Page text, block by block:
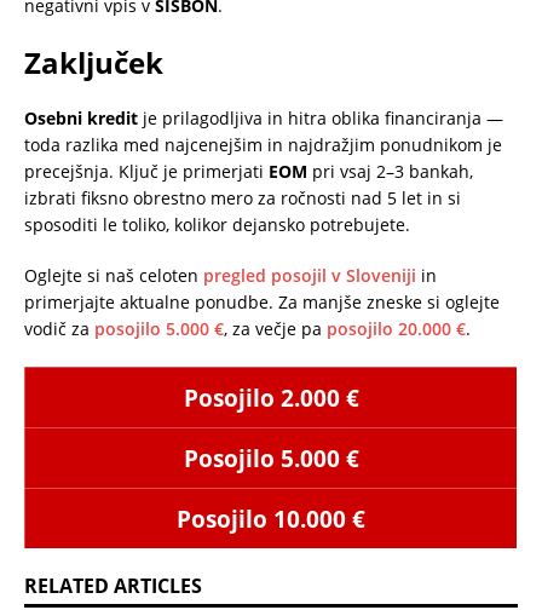
negativni vpis v SISBON.
Zaključek
Osebni kredit je prilagodljiva in hitra oblika financiranja —
toda razlika med najcenejšim in najdražjim ponudnikom je
precejšnja. Ključ je primerjati EOM pri vsaj 2–3 bankah,
izbrati fiksno obrestno mero za ročnosti nad 5 let in si
sposoditi le toliko, kolikor dejansko potrebujete.
Oglejte si naš celoten pregled posojil v Sloveniji in
primerjajte aktualne ponudbe. Za manjše zneske si oglejte
vodič za posojilo 5.000 €, za večje pa posojilo 20.000 €.
Posojilo 2.000 €
Posojilo 5.000 €
Posojilo 10.000 €
RELATED ARTICLES